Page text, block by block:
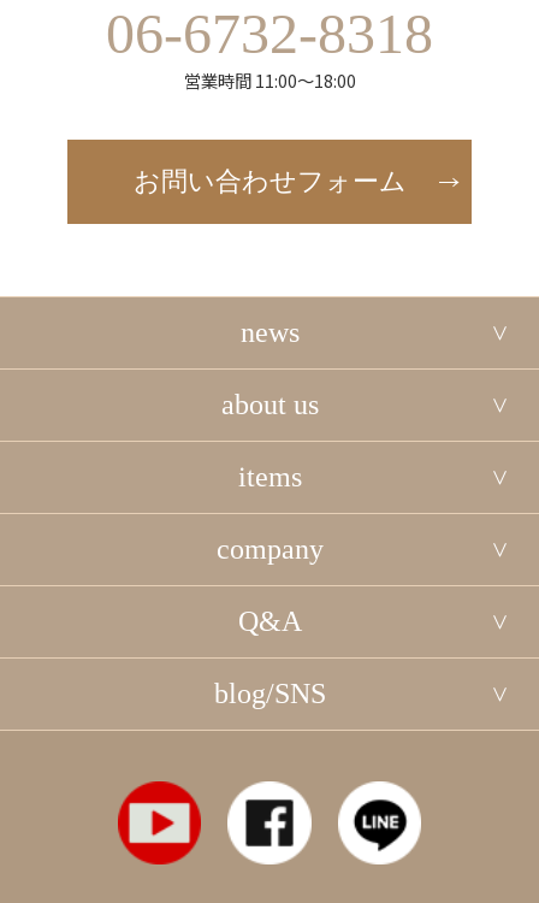
06-6732-8318
営業時間 11:00～18:00
お問い合わせフォーム
news
about us
items
company
Q&A
blog/SNS